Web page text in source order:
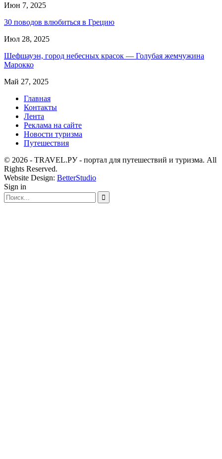
Июн 7, 2025
30 поводов влюбиться в Грецию
Июл 28, 2025
Шефшауэн, город небесных красок — Голубая жемчужина
Марокко
Май 27, 2025
Главная
Контакты
Лента
Реклама на сайте
Новости туризма
Путешествия
© 2026 - TRAVEL.РУ - портал для путешествий и туризма. All
Rights Reserved.
Website Design: BetterStudio
Sign in